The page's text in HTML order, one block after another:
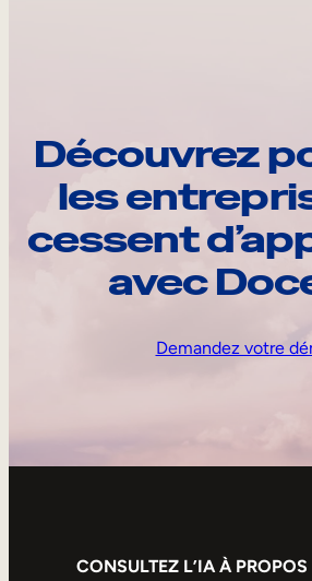
Découvrez
les
cessent
avec
Demandez votre
CONSULTEZ L’IA À